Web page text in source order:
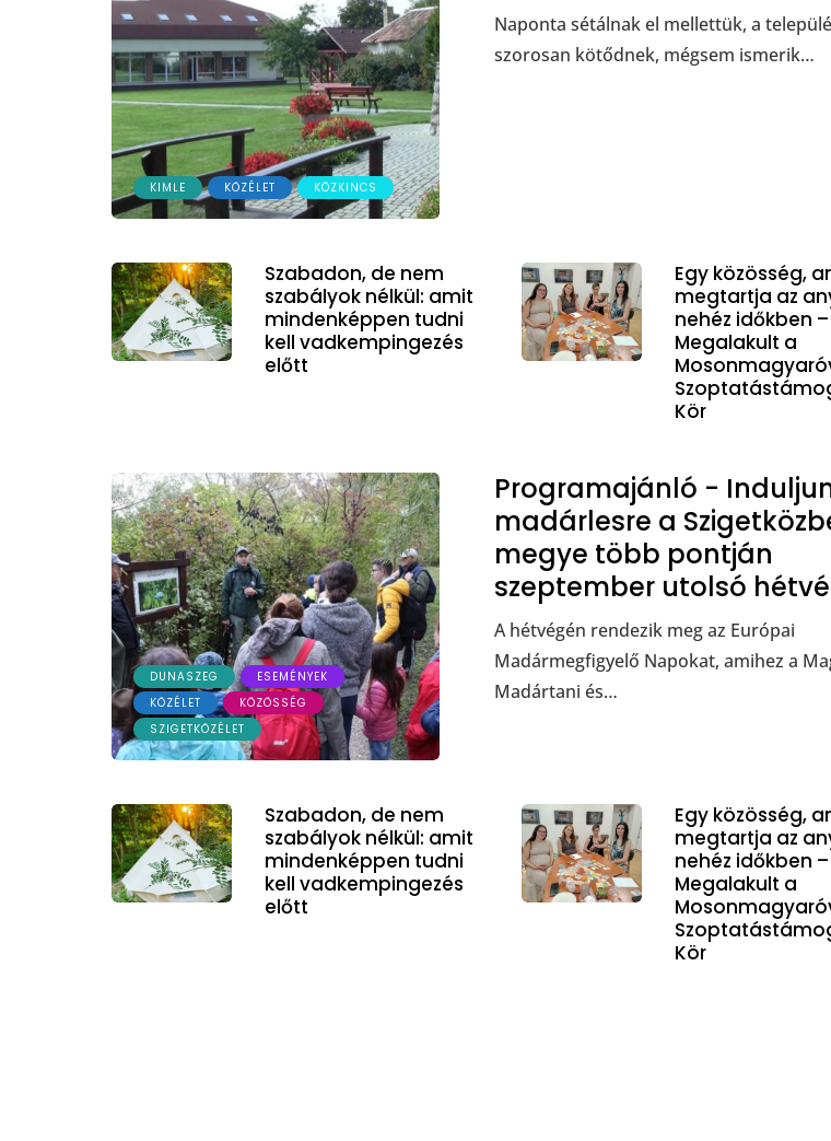
KIMLE KÖZÉLET KÖZKINCS
Naponta sétálnak el mellettük, a
szorosan kötődnek, mégsem ismerik…
Szabadon, de nem
szabályok nélkül: amit
mindenképpen tudni
kell vadkempingezés
előtt
Egy közösség,
megtartja az
nehéz időkben –
Megalakult a
Kör
DUNASZEG
ESEMÉNYEK
KÖZÉLET
KÖZÖSSÉG
SZIGETKÖZÉLET
Programajánló -
madárlesre a
megye több pontján
szeptember utolsó
A hétvégén rendezik meg az Európai
Madármegfigyelő Napokat, amihez a
Madártani és…
Szabadon, de nem
szabályok nélkül: amit
mindenképpen tudni
kell vadkempingezés
előtt
Egy közösség,
megtartja az
nehéz időkben –
Megalakult a
Kör